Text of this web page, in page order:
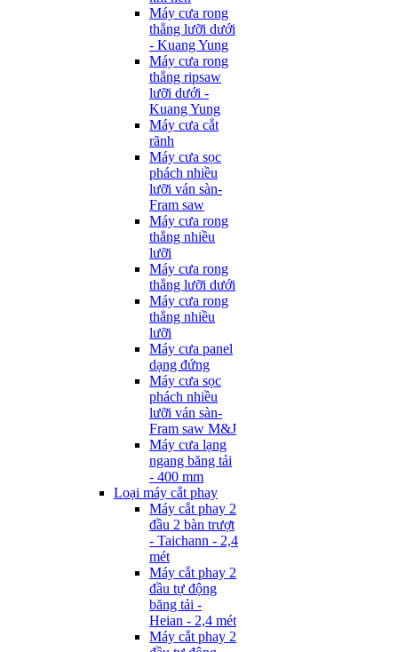
Máy cưa rong
thẳng lưỡi dưới
- Kuang Yung
Máy cưa rong
thẳng ripsaw
lưỡi dưới -
Kuang Yung
Máy cưa cắt
rãnh
Máy cưa sọc
phách nhiều
lưỡi ván sàn-
Fram saw
Máy cưa rong
thẳng nhiều
lưỡi
Máy cưa rong
thẳng lưỡi dưới
Máy cưa rong
thẳng nhiều
lưỡi
Máy cưa panel
dạng đứng
Máy cưa sọc
phách nhiều
lưỡi ván sàn-
Fram saw M&J
Máy cưa lạng
ngang băng tải
- 400 mm
Loại máy cắt phay
Máy cắt phay 2
đầu 2 bàn trượt
- Taichann - 2,4
mét
Máy cắt phay 2
đầu tự động
băng tải -
Heian - 2,4 mét
Máy cắt phay 2